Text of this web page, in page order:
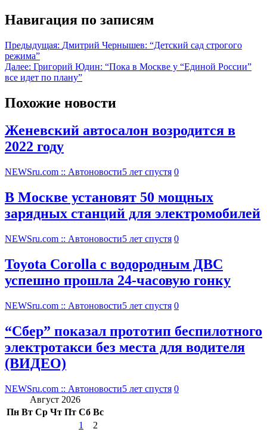
Навигация по записям
Предыдущая: Дмитрий Чернышев: “Детский сад строгого
режима”
Далее: Григорий Юдин: “Пока в Москве у “Единой России”
все идет по плану”
Похожие новости
Женевский автосалон возродится в
2022 году
NEWSru.com :: Автоновости5 лет спустя 0
В Москве установят 50 мощных
зарядных станций для электромобилей
NEWSru.com :: Автоновости5 лет спустя 0
Toyota Corolla с водородным ДВС
успешно прошла 24-часовую гонку
NEWSru.com :: Автоновости5 лет спустя 0
“Сбер” показал прототип беспилотного
электротакси без места для водителя
(ВИДЕО)
NEWSru.com :: Автоновости5 лет спустя 0
Август 2026
Пн Вт Ср Чт Пт Сб Вс
1
2